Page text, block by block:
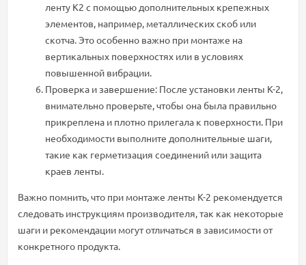
ленту К2 с помощью дополнительных крепежных
элементов, например, металлических скоб или
скотча. Это особенно важно при монтаже на
вертикальных поверхностях или в условиях
повышенной вибрации.
Проверка и завершение: После установки ленты К-2,
внимательно проверьте, чтобы она была правильно
прикреплена и плотно прилегала к поверхности. При
необходимости выполните дополнительные шаги,
такие как герметизация соединений или защита
краев ленты.
Важно помнить, что при монтаже ленты К-2 рекомендуется
следовать инструкциям производителя, так как некоторые
шаги и рекомендации могут отличаться в зависимости от
конкретного продукта.